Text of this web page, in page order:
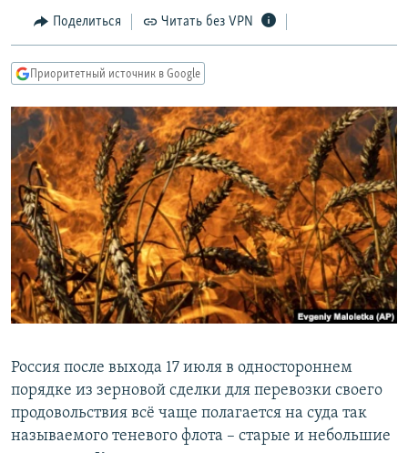
Вернутся
главной
навигации
Вернутся
поиску
МНЕНИЯ
IDEL.РЕАЛИИ
КАВКАЗ.РЕАЛИИ
СЕВЕР.РЕАЛИИ
СИБИРЬ.РЕАЛИИ
РАСПИСАНИЕ ВЕЩАНИЯ
ПОДПИШИТЕСЬ НА РАССЫЛКУ
СОЦИАЛЬНЫЕ СЕТИ
Все сайты РСЕ/РС
Поделиться Читать без VPN
Приоритетный источник в Google
Россия после выхода 17 июля в одностороннем
порядке из зерновой сделки для перевозки своего
продовольствия всё чаще полагается на суда так
называемого теневого флота – старые и небольшие